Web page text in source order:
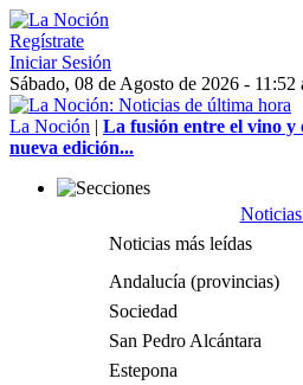
Regístrate
Iniciar Sesión
Sábado, 08 de Agosto de 2026 - 11:52
La Noción | La fusión entre el vino y
nueva edición...
Noticias más leídas
Andalucía (provincias)
Sociedad
San Pedro Alcántara
Estepona